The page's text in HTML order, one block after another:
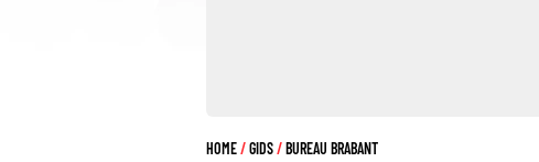
HOME GIDS BUREAU BRABANT